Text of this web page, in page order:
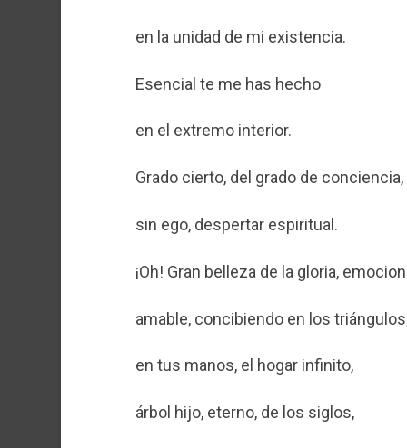
en la unidad de mi existencia.
Esencial te me has hecho
en el extremo interior.
Grado cierto, del grado de conciencia,
sin ego, despertar espiritual.
¡Oh! Gran belleza de la gloria,
amable, concibiendo en los
en tus manos, el hogar infinito,
árbol hijo, eterno, de los siglos,